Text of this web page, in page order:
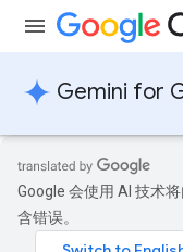
Gemini for
Google 会使用 AI 技术
含错误。